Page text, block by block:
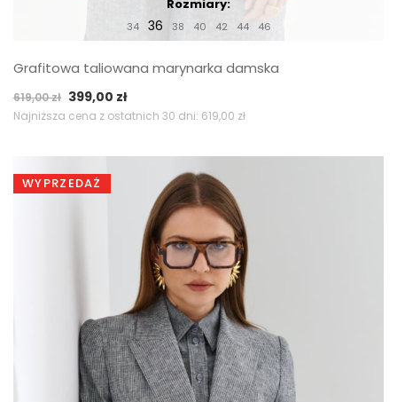
Rozmiary:
34 36 38 40 42 44 46
Grafitowa taliowana marynarka damska
619,00zł Pierwotna
cena
619,00 zł.
399,00 złAktualna
cena
399,00 zł.
Najniższa cena z ostatnich 30 dni: 619,00 zł
WYPRZEDAŻ